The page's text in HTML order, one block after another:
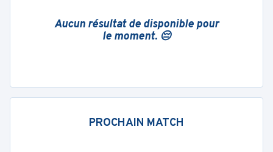
Aucun résultat de disponible pour
le moment. 😔
PROCHAIN MATCH